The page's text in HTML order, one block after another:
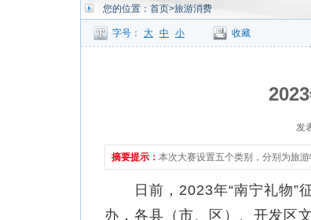
您的位置： 首页>旅游消费
字号： 大 中 小 收藏
发
摘要提示： 本次大赛设置五个类别，分别为旅
日前，2023年“南宁礼物”征
办，各县（市、区）、开发区